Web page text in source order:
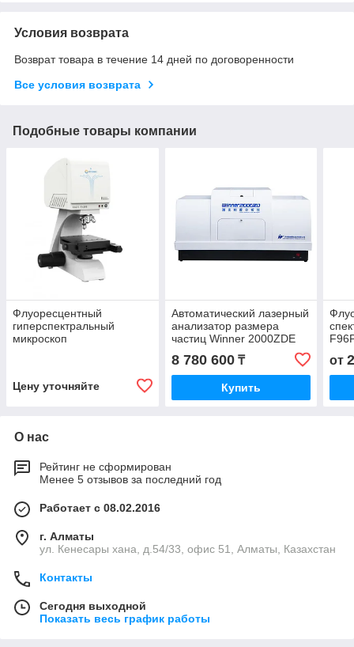
Условия возврата
Возврат товара в течение 14 дней по договоренности
Все условия возврата
Подобные товары компании
Флуоресцентный
гиперспектральный
микроскоп
Цену уточняйте
Автоматический лазерный
анализатор размера
частиц Winner 2000ZDE
8 780 600₸
Купить
от
О нас
Рейтинг не сформирован
Менее 5 отзывов за последний год
Работает с 08.02.2016
г. Алматы
ул. Кенесары хана, д.54/33, офис 51, Алматы, Казахстан
Контакты
Сегодня выходной
Показать весь график работы